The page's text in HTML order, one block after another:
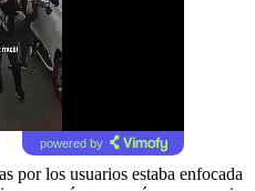
powered by
por los usuarios estaba enfocada